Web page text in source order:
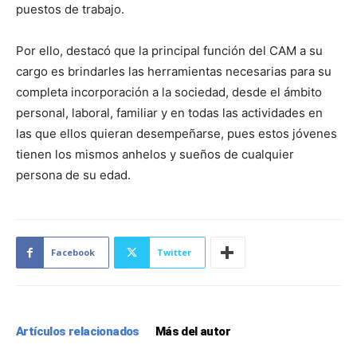
puestos de trabajo.
Por ello, destacó que la principal función del CAM a su
cargo es brindarles las herramientas necesarias para su
completa incorporación a la sociedad, desde el ámbito
personal, laboral, familiar y en todas las actividades en
las que ellos quieran desempeñarse, pues estos jóvenes
tienen los mismos anhelos y sueños de cualquier
persona de su edad.
Facebook Twitter
Artículos relacionados Más del autor